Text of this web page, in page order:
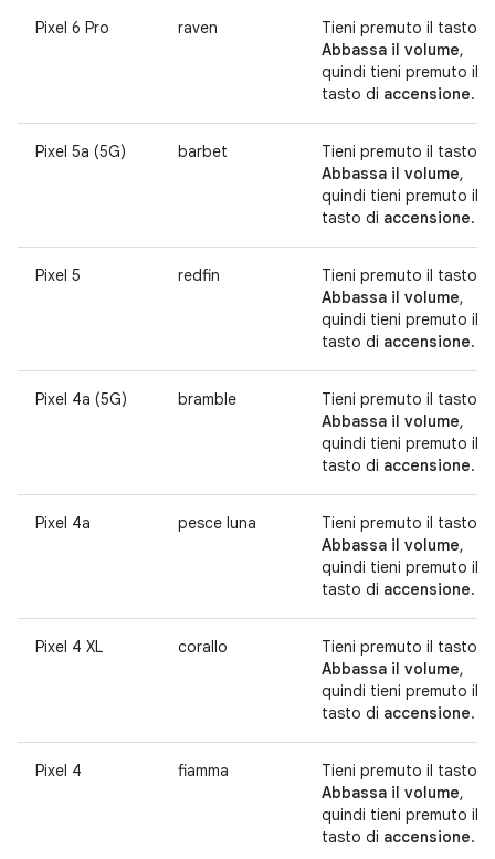
Pixel 6 Pro raven
Tieni premuto il tasto
Abbassa il volume,
quindi tieni premuto il
tasto di accensione.
Pixel 5a (5G) barbet
Tieni premuto il tasto
Abbassa il volume,
quindi tieni premuto il
tasto di accensione.
Pixel 5 redfin
Tieni premuto il tasto
Abbassa il volume,
quindi tieni premuto il
tasto di accensione.
Pixel 4a (5G) bramble
Tieni premuto il tasto
Abbassa il volume,
quindi tieni premuto il
tasto di accensione.
Pixel 4a pesce luna
Tieni premuto il tasto
Abbassa il volume,
quindi tieni premuto il
tasto di accensione.
Pixel 4 XL corallo
Tieni premuto il tasto
Abbassa il volume,
quindi tieni premuto il
tasto di accensione.
Pixel 4 fiamma
Tieni premuto il tasto
Abbassa il volume,
quindi tieni premuto il
tasto di accensione.